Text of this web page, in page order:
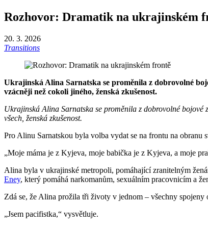
Rozhovor: Dramatik na ukrajinském
20. 3. 2026
Transitions
Ukrajinská Alina Sarnatska se proměnila z dobrovolné
vzácněji než cokoli jiného, ženská zkušenost.
Ukrajinská Alina Sarnatska se proměnila z dobrovolné
všech, ženská zkušenost.
Pro Alinu Sarnatskou byla volba vydat se na frontu na obranu
„Moje máma je z Kyjeva, moje babička je z Kyjeva, a moje
Alina byla v ukrajinské metropoli, pomáhající zranitelným
Eney, který pomáhá narkomanům, sexuálním pracovnicím a
Zdá se, že Alina prožila tři životy v jednom – všechny
„Jsem pacifistka,“ vysvětluje.